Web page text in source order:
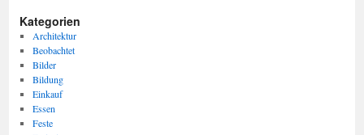
Kategorien
Architektur
Beobachtet
Bilder
Bildung
Einkauf
Essen
Feste